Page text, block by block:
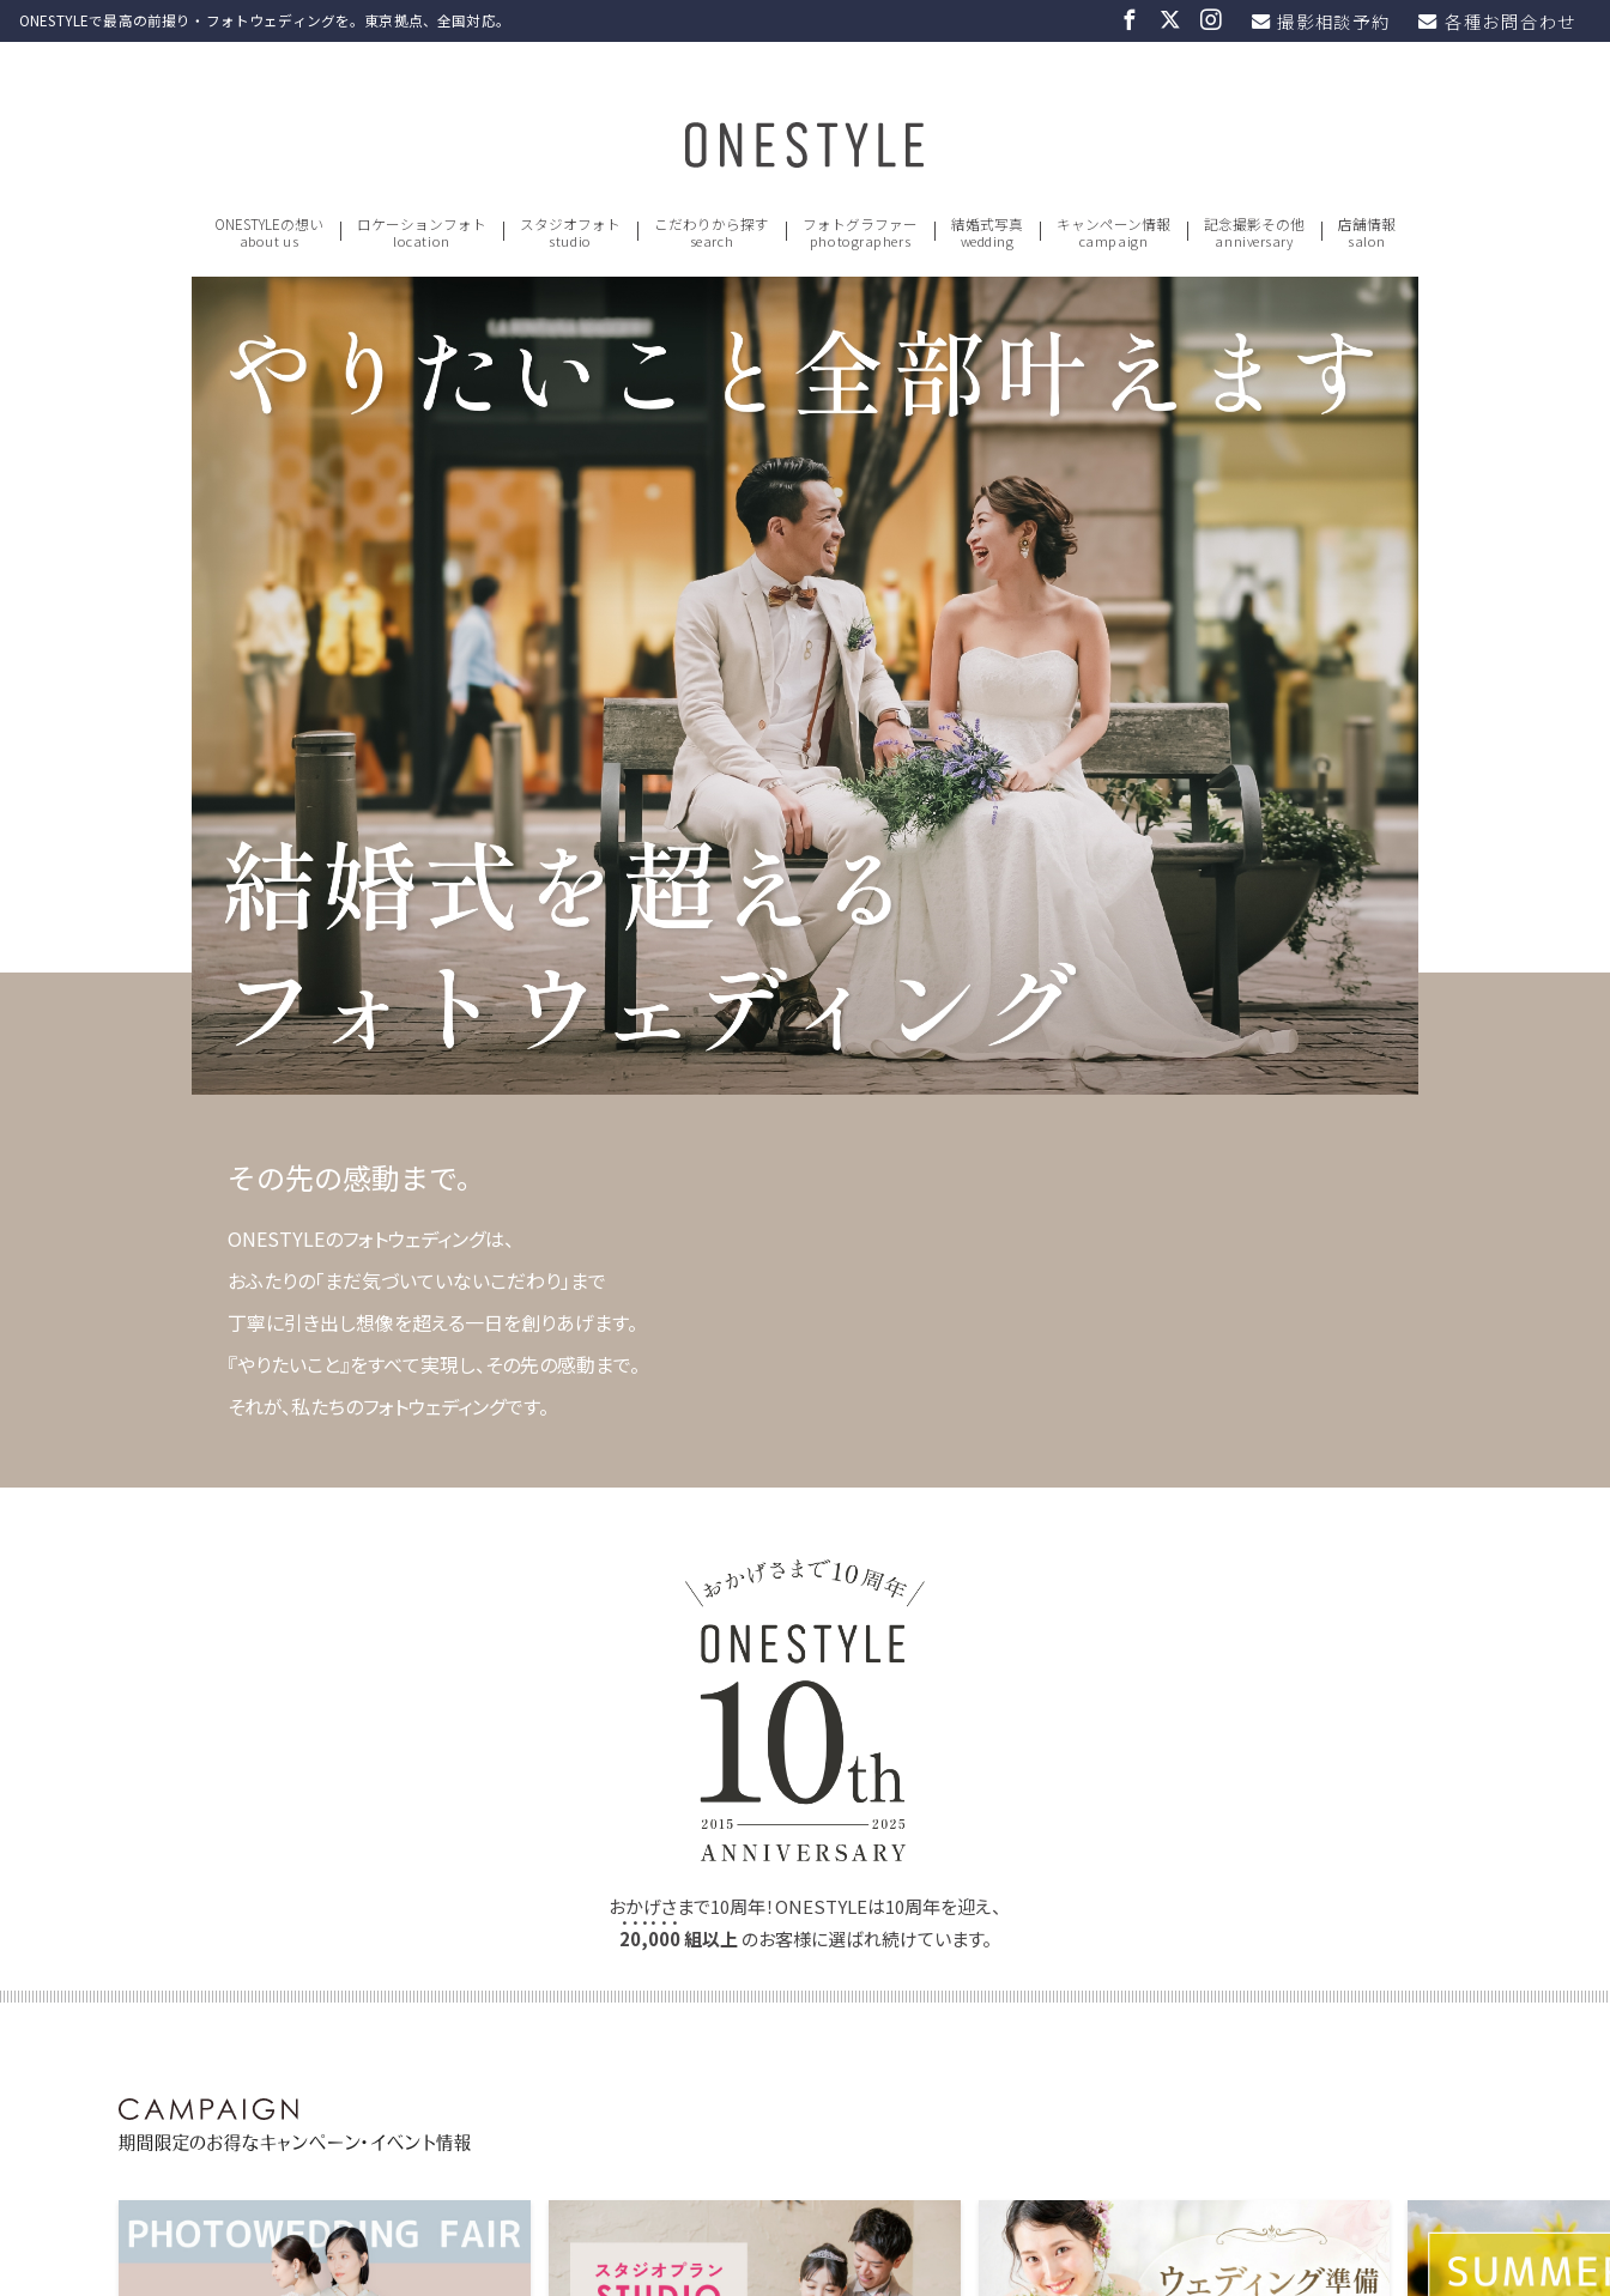
ONESTYLEで最高の前撮り・フォトウェディングを。東京拠点、全国対応。 撮影相談予約 各種お問合わせ
ONESTYLEの想い
about us
ロケーションフォト
location
スタジオフォト
studio
こだわりから探す
search
フォトグラファー
photographers
結婚式写真
wedding
キャンペーン情報
campaign
記念撮影その他
anniversary
店舗情報
salon
その先の感動まで。
ONESTYLEのフォトウェディングは、
おふたりの「まだ気づいていないこだわり」まで
丁寧に引き出し想像を超える一日を創りあげます。
『やりたいこと』をすべて実現し、その先の感動まで。
それが、私たちのフォトウェディングです。
おかげさまで10周年！ONESTYLEは10周年を迎え、
20,000組以上 のお客様に選ばれ続けています。
期間限定のお得なキャンペーン・イベント情報